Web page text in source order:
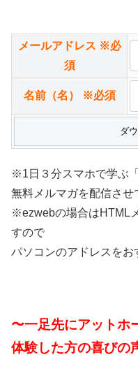
メールアドレス ※必
須
名前（名） ※必須
※1日３分スマホで学ぶ
無料メルマガを配信させ
※ezwebの場合はHTML
すので
パソコンのアドレスをお
〜一足先にアットホ
体験した方の喜びの